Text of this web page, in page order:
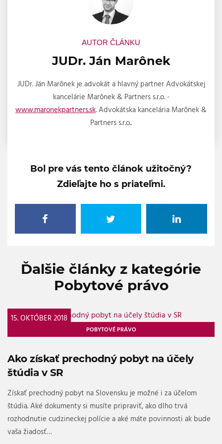
AUTOR ČLÁNKU
JUDr. Ján Marônek
JUDr. Ján Marônek je advokát a hlavný partner Advokátskej
kancelárie Marônek & Partners s.r.o. -
www.maronekpartners.sk. Advokátska kancelária Marônek &
Partners s.r.o..
Bol pre vás tento článok užitočný?
Zdieľajte ho s priateľmi.
Ďalšie články z kategórie
Pobytové právo
POBYTOVÉ PRÁVO
15. OKTÓBER 2018
Ako získať prechodný pobyt na účely
štúdia v SR
Získať prechodný pobyt na Slovensku je možné i za účelom
štúdia. Aké dokumenty si musíte pripraviť, ako dlho trvá
rozhodnutie cudzineckej polície a aké máte povinnosti ak bude
vaša žiadosť…